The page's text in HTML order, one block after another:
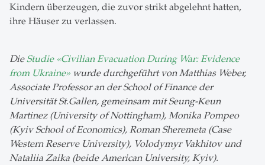
Kindern überzeugen, die zuvor strikt abgelehnt hatten,
ihre Häuser zu verlassen.
DieStudie «Civilian Evacuation During War: Evidence
from Ukraine» wurde durchgeführt von Matthias Weber,
Associate Professor an der School of Finance der
Universität St.Gallen, gemeinsam mit Seung-Keun
Martinez (University of Nottingham), Monika Pompeo
(Kyiv School of Economics), Roman Sheremeta (Case
Western Reserve University), Volodymyr Vakhitov und
Nataliia Zaika (beide American University, Kyiv).